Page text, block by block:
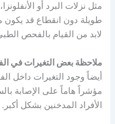
مثل نزلات البرد أو
طويلة دون انقطاع قد يكون
لابد من القيام بالفحص
ملاحظة بعض التغيرات في
أيضاً وجود التغيرات داخل
مؤشراً هاماً على الإصابة
الأفراد المدخنين بشكل أكبر.